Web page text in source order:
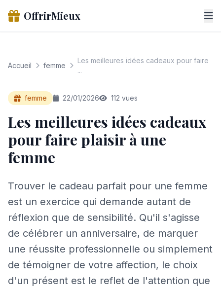
OffrirMieux
Accueil femme
Les meilleures idées cadeaux pour faire
...
femme 22/01/2026 112 vues
Les meilleures idées cadeaux
pour faire plaisir à une
femme
Trouver le cadeau parfait pour une femme
est un exercice qui demande autant de
réflexion que de sensibilité. Qu'il s'agisse
de célébrer un anniversaire, de marquer
une réussite professionnelle ou simplement
de témoigner de votre affection, le choix
d'un présent est le reflet de l'attention que